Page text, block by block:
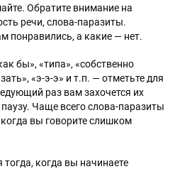
Обратите внимание на
речи, слова-паразиты.
понравились, а какие — нет.
бы», «типа», «собственно
«э-э-э» и т.п. — отметьте для
раз вам захочется их
Чаще всего слова-паразиты
вы говорите слишком
когда вы начинаете